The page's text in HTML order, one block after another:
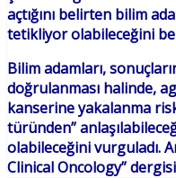
açtığını belirten bilim
tetikliyor olabileceğini
Bilim adamları,
doğrulanması halinde,
kanserine yakalanma
türünden”
olabileceğini vurguladı.
Clinical Oncology”